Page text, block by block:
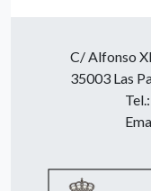
C/ Alfonso
35003 Las